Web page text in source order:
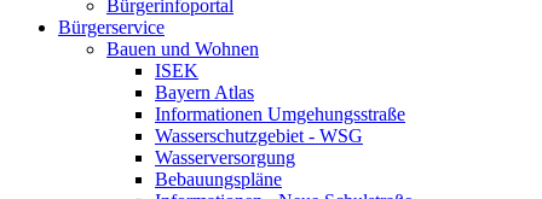
Bürgerinfoportal
Bürgerservice
Bauen und Wohnen
ISEK
Bayern Atlas
Informationen Umgehungsstraße
Wasserschutzgebiet - WSG
Wasserversorgung
Bebauungspläne